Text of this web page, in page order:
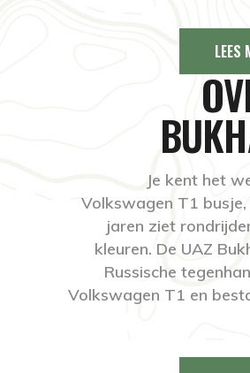
LEES
Je kent het
Volkswagen T1
jaren ziet
kleuren. De UAZ
Russische
Volkswagen T1 en